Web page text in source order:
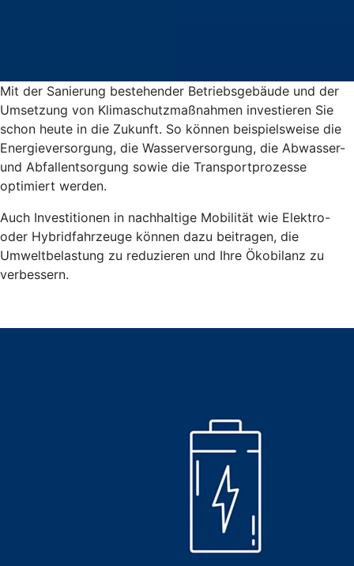
Mit der Sanierung bestehender Betriebsgebäude und der
Umsetzung von Klimaschutzmaßnahmen investieren Sie
schon heute in die Zukunft. So können beispielsweise die
Energieversorgung, die Wasserversorgung, die Abwasser-
und Abfallentsorgung sowie die Transportprozesse
optimiert werden.
Auch Investitionen in nachhaltige Mobilität wie Elektro-
oder Hybridfahrzeuge können dazu beitragen, die
Umweltbelastung zu reduzieren und Ihre Ökobilanz zu
verbessern.